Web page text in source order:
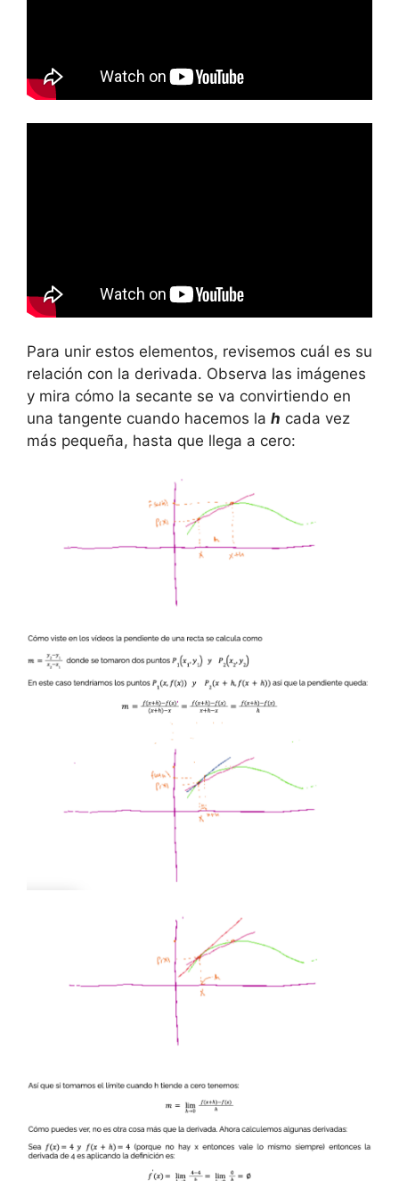
Para unir estos elementos, revisemos cuál es su
relación con la derivada. Observa las imágenes
y mira cómo la secante se va convirtiendo en
una tangente cuando hacemos la h cada vez
más pequeña, hasta que llega a cero: